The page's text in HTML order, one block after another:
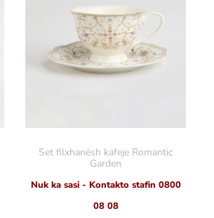
Set filxhanësh kafeje Romantic
Garden
Nuk ka sasi - Kontakto stafin 0800
08 08